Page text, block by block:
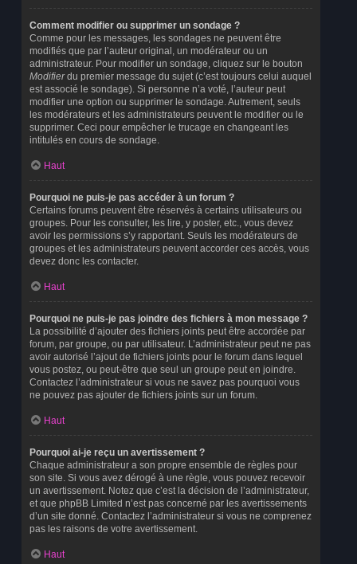
Comment modifier ou supprimer un sondage ?
Comme pour les messages, les sondages ne peuvent être
modifiés que par l’auteur original, un modérateur ou un
administrateur. Pour modifier un sondage, cliquez sur le bouton
Modifierdu premier message du sujet (c’est toujours celui auquel
est associé le sondage). Si personne n’a voté, l’auteur peut
modifier une option ou supprimer le sondage. Autrement, seuls
les modérateurs et les administrateurs peuvent le modifier ou le
supprimer. Ceci pour empêcher le trucage en changeant les
intitulés en cours de sondage.
Haut
Pourquoi ne puis-je pas accéder à un forum ?
Certains forums peuvent être réservés à certains utilisateurs ou
groupes. Pour les consulter, les lire, y poster, etc., vous devez
avoir les permissions s’y rapportant. Seuls les modérateurs de
groupes et les administrateurs peuvent accorder ces accès, vous
devez donc les contacter.
Haut
Pourquoi ne puis-je pas joindre des fichiers à mon message ?
La possibilité d’ajouter des fichiers joints peut être accordée par
forum, par groupe, ou par utilisateur. L’administrateur peut ne pas
avoir autorisé l’ajout de fichiers joints pour le forum dans lequel
vous postez, ou peut-être que seul un groupe peut en joindre.
Contactez l’administrateur si vous ne savez pas pourquoi vous
ne pouvez pas ajouter de fichiers joints sur un forum.
Haut
Pourquoi ai-je reçu un avertissement ?
Chaque administrateur a son propre ensemble de règles pour
son site. Si vous avez dérogé à une règle, vous pouvez recevoir
un avertissement. Notez que c’est la décision de l’administrateur,
et que phpBB Limited n’est pas concerné par les avertissements
d’un site donné. Contactez l’administrateur si vous ne comprenez
pas les raisons de votre avertissement.
Haut